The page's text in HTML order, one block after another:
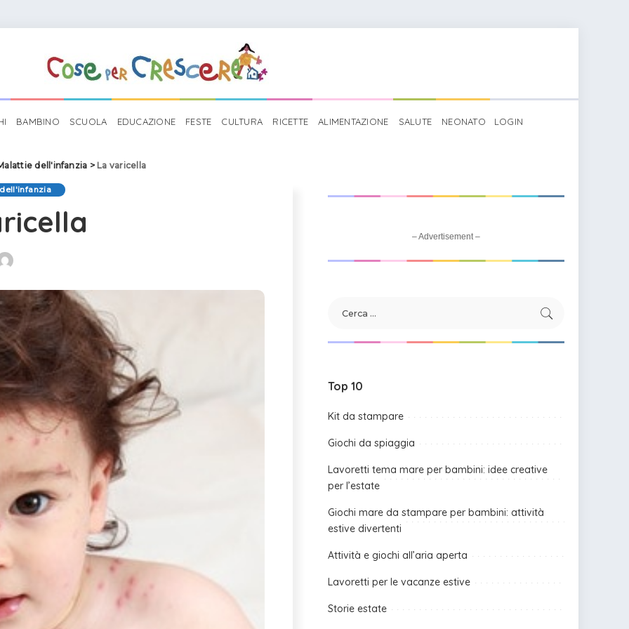
BAMBINO SCUOLA EDUCAZIONE FESTE CULTURA RICETTE ALIMENTAZIONE SALUTE NEONATO LOGIN
dell'infanzia > La varicella
– Advertisement –
Top 10
Kit da stampare
Giochi da spiaggia
Lavoretti tema mare per bambini: idee creative
per l’estate
Giochi mare da stampare per bambini: attività
estive divertenti
Attività e giochi all’aria aperta
Lavoretti per le vacanze estive
Storie estate